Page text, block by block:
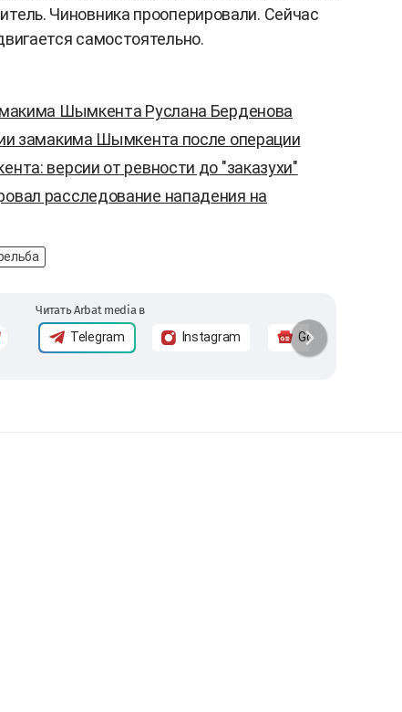
Чиновника прооперировали. Сейчас
самостоятельно.
Шымкента Руслана Берденова
замакима Шымкента после операции
версии от ревности до "заказухи"
расследование нападения на
Читать Arbat media в
Telegram Instagram Google News